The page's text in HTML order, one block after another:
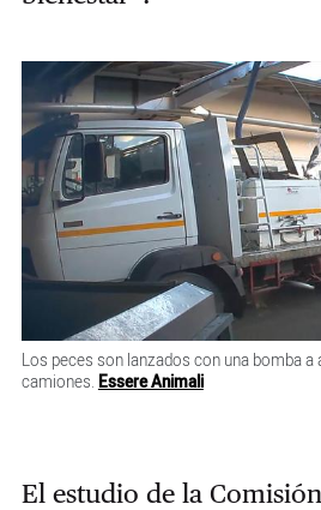
Los peces son lanzados con una bomba
camiones. Essere Animali
El estudio de la